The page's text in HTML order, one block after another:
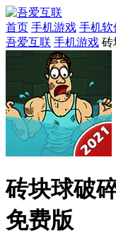
首页 手机游戏 手机软
吾爱互联 手机游戏 砖
砖块球破
免费版